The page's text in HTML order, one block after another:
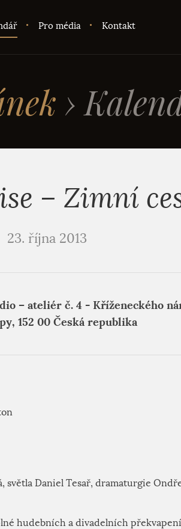
Pro média Kontakt
›
– Zimní
23. října 2013
– ateliér č. 4 - Kříženeckého
152 00 Česká republika
světla Daniel Tesař, dramaturgie
hudebních a divadelních